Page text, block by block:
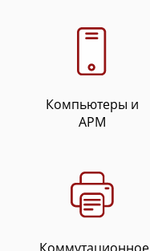
Компьютеры и
АРМ